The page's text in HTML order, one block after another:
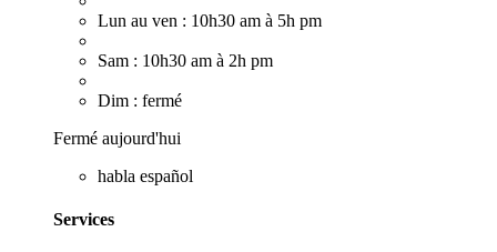
Lun au ven : 10h30 am à 5h pm
Sam : 10h30 am à 2h pm
Dim : fermé
Fermé aujourd'hui
habla español
Services